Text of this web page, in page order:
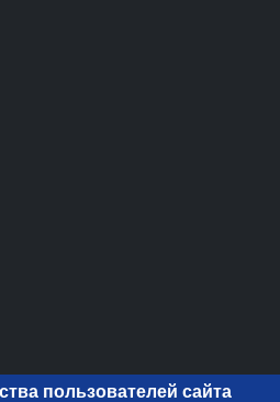
пользователей сайта